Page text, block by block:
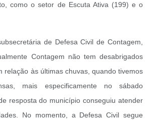
como o setor de Escuta Ativa (199) e o
de Defesa Civil de Contagem,
Contagem não tem desabrigados
relação às últimas chuvas, quando tivemos
mais especificamente no sábado
resposta do município conseguiu atender
No momento, a Defesa Civil segue